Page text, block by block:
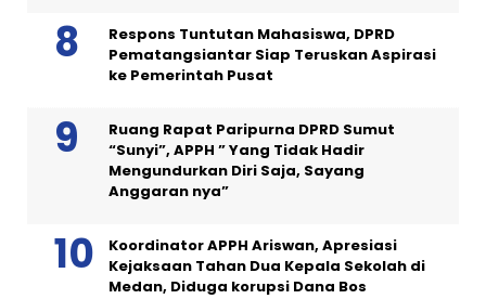
Respons Tuntutan Mahasiswa, DPRD
Pematangsiantar Siap Teruskan Aspirasi
ke Pemerintah Pusat
Ruang Rapat Paripurna DPRD Sumut
“Sunyi”, APPH ” Yang Tidak Hadir
Mengundurkan Diri Saja, Sayang
Anggaran nya”
Koordinator APPH Ariswan, Apresiasi
Kejaksaan Tahan Dua Kepala Sekolah di
Medan, Diduga korupsi Dana Bos